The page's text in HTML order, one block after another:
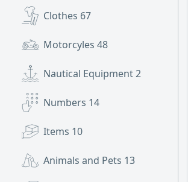
Clothes 67
Motorcyles 48
Nautical Equipment2
Numbers 14
Items 10
Animals and Pets 13